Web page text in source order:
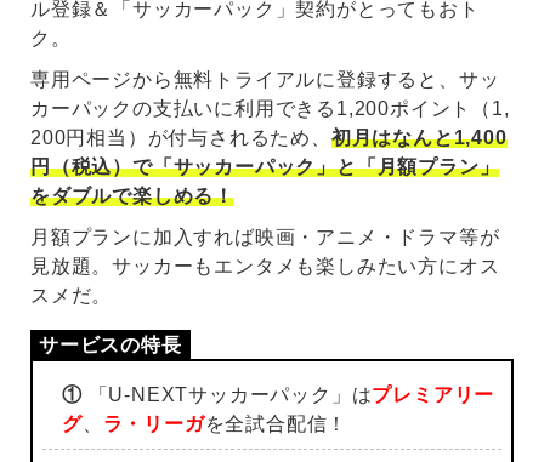
ル登録＆「サッカーパック」契約がとってもおト
ク。
専用ページから無料トライアルに登録すると、サッ
カーパックの支払いに利用できる1,200ポイント（1,
200円相当）が付与されるため、 初月はなんと1,400
円（税込）で「サッカーパック」と「月額プラン」
をダブルで楽しめる！
月額プランに加入すれば映画・アニメ・ドラマ等が
見放題。サッカーもエンタメも楽しみたい方にオス
スメだ。
①「U-NEXTサッカーパック」はプレミアリー
グ、 ラ・リーガを全試合配信！